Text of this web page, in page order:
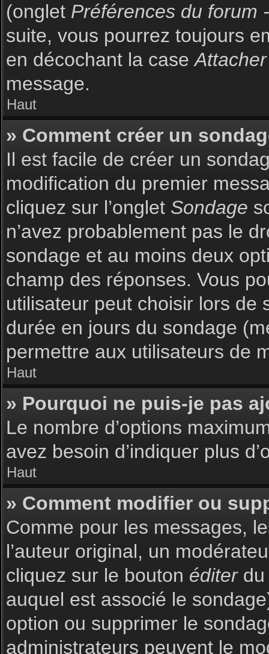
(onglet Préférences du forum
suite, vous pourrez toujours
en décochant la case
message.
Haut
» Comment créer un
Il est facile de créer un
modification du premier
cliquez sur l’onglet Sondage
n’avez probablement pas le
sondage et au moins deux
champ des réponses. Vous
utilisateur peut choisir lors de
durée en jours du sondage
permettre aux utilisateurs de
Haut
» Pourquoi ne puis-je pas
Le nombre d’options
avez besoin d’indiquer plus
Haut
» Comment modifier ou
Comme pour les messages,
l’auteur original, un
cliquez sur le bouton éditerdu
auquel est associé le
option ou supprimer le
administrateurs peuvent le